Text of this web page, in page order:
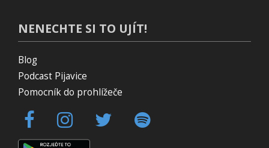
NENECHTE SI TO UJÍT!
Blog
Podcast Pijavice
Pomocník do prohlížeče